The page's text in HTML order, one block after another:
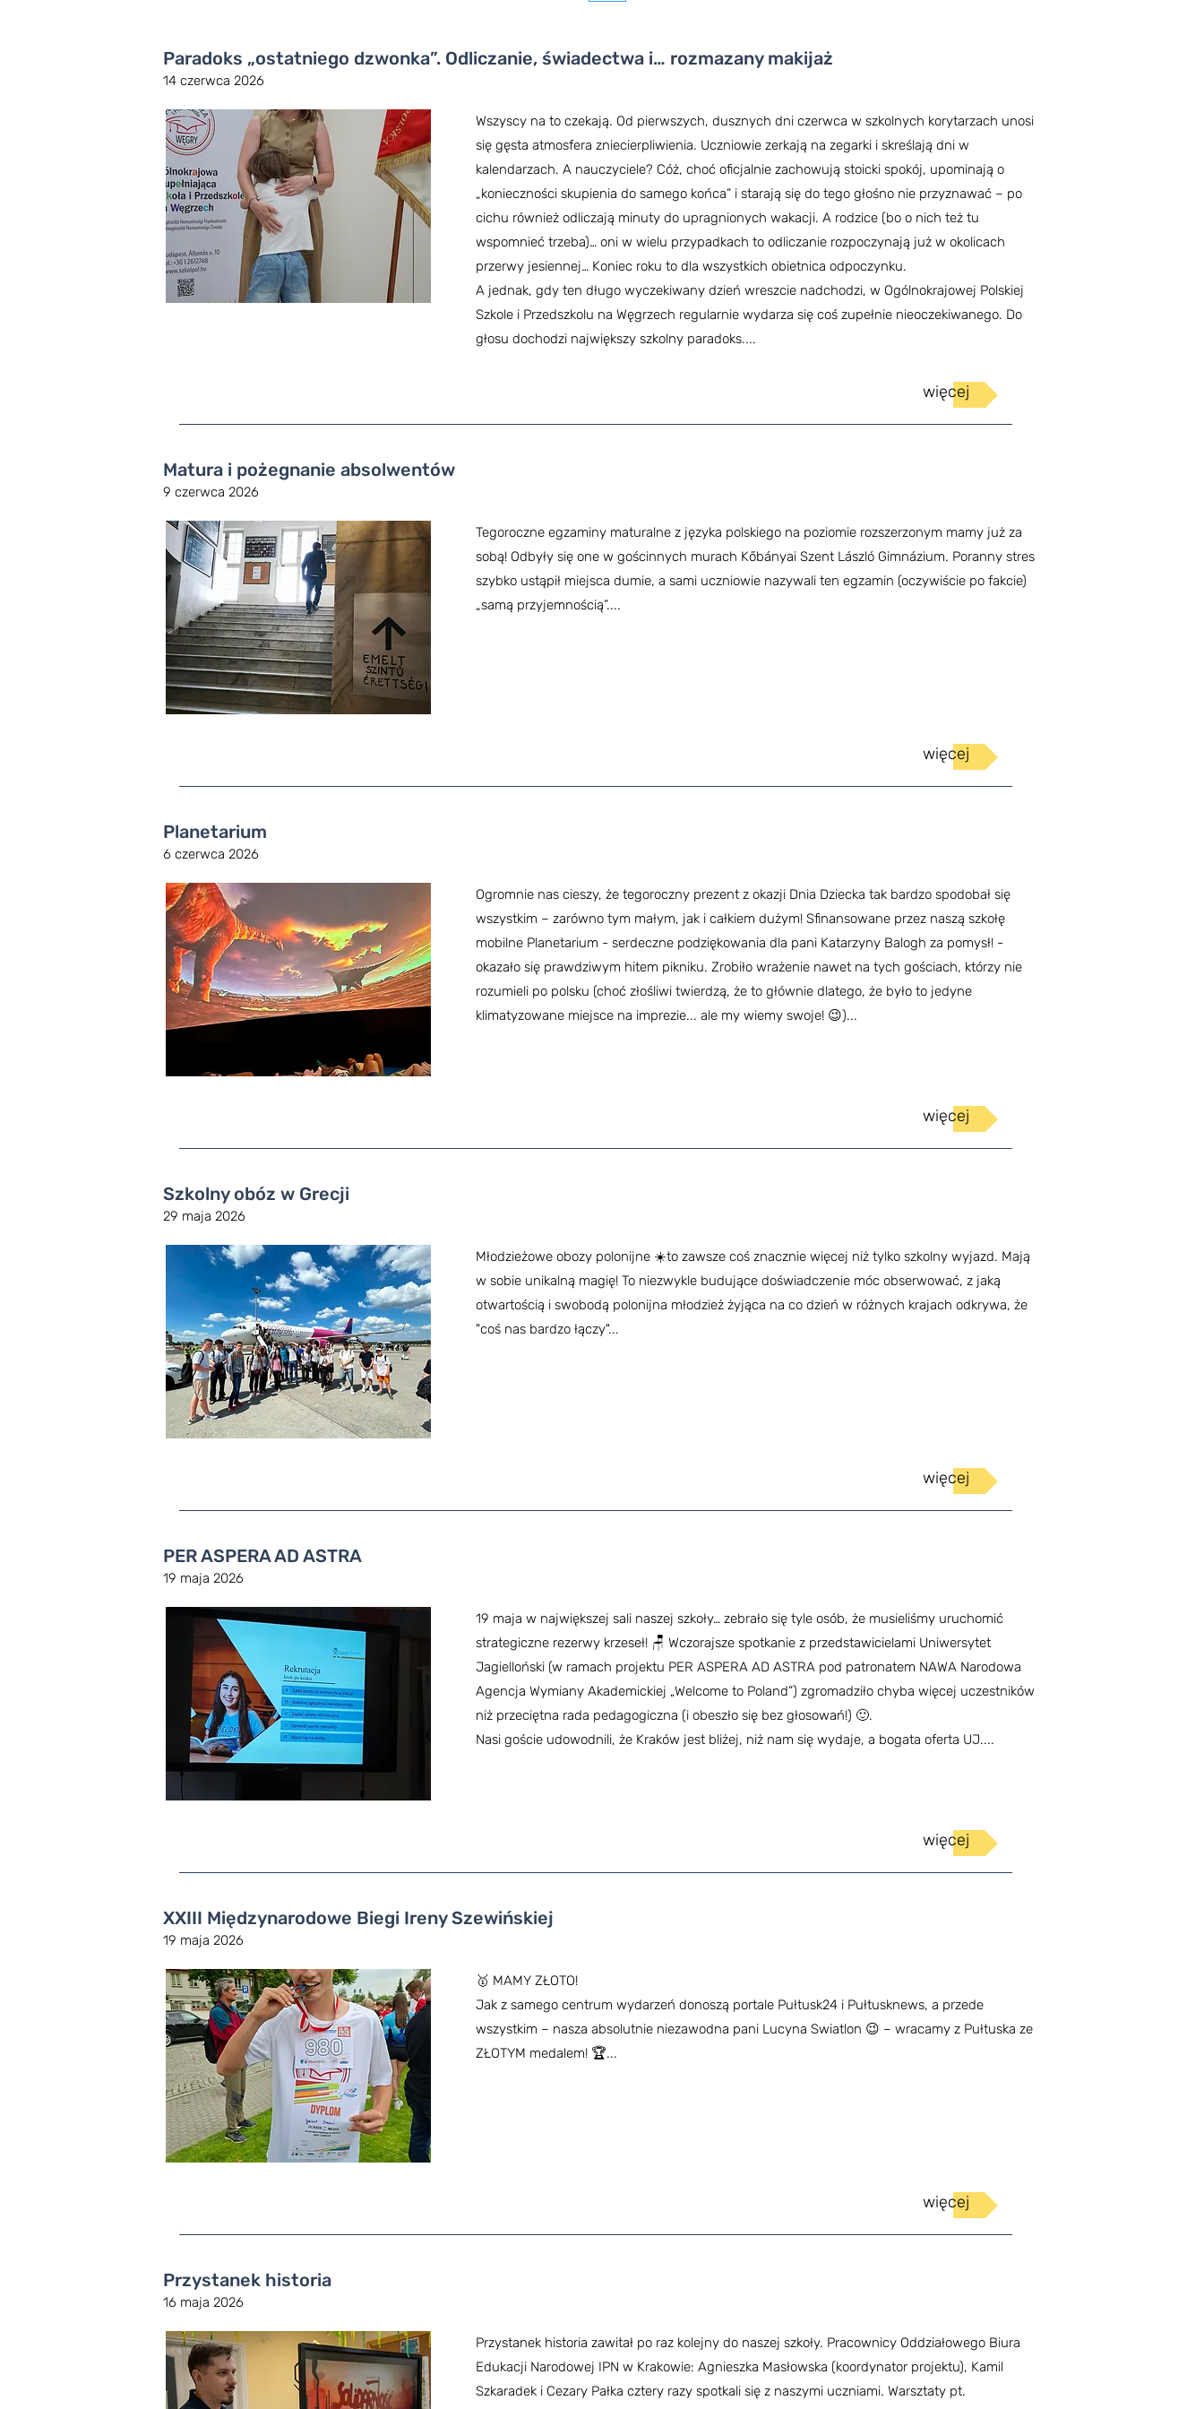
Paradoks „ostatniego dzwonka”. Odliczanie, świadectwa i… rozmazany makijaż
14 czerwca 2026
Wszyscy na to czekają. Od pierwszych, dusznych dni czerwca w szkolnych korytarzach unosi
się gęsta atmosfera zniecierpliwienia. Uczniowie zerkają na zegarki i skreślają dni w
kalendarzach. A nauczyciele? Cóż, choć oficjalnie zachowują stoicki spokój, upominają o
„konieczności skupienia do samego końca” i starają się do tego głośno nie przyznawać – po
cichu również odliczają minuty do upragnionych wakacji. A rodzice (bo o nich też tu
wspomnieć trzeba)… oni w wielu przypadkach to odliczanie rozpoczynają już w okolicach
przerwy jesiennej… Koniec roku to dla wszystkich obietnica odpoczynku.
A jednak, gdy ten długo wyczekiwany dzień wreszcie nadchodzi, w Ogólnokrajowej Polskiej
Szkole i Przedszkolu na Węgrzech regularnie wydarza się coś zupełnie nieoczekiwanego. Do
głosu dochodzi największy szkolny paradoks....
więcej
Matura i pożegnanie absolwentów
9 czerwca 2026
Tegoroczne egzaminy maturalne z języka polskiego na poziomie rozszerzonym mamy już za
sobą! Odbyły się one w gościnnych murach Kőbányai Szent László Gimnázium. Poranny stres
szybko ustąpił miejsca dumie, a sami uczniowie nazywali ten egzamin (oczywiście po fakcie)
„samą przyjemnością”....
więcej
Planetarium
6 czerwca 2026
Ogromnie nas cieszy, że tegoroczny prezent z okazji Dnia Dziecka tak bardzo spodobał się
wszystkim – zarówno tym małym, jak i całkiem dużym! Sfinansowane przez naszą szkołę
mobilne Planetarium - serdeczne podziękowania dla pani Katarzyny Balogh za pomysł! -
okazało się prawdziwym hitem pikniku. Zrobiło wrażenie nawet na tych gościach, którzy nie
rozumieli po polsku (choć złośliwi twierdzą, że to głównie dlatego, że było to jedyne
klimatyzowane miejsce na imprezie... ale my wiemy swoje! 😉)...
więcej
Szkolny obóz w Grecji
29 maja 2026
Młodzieżowe obozy polonijne ☀️to zawsze coś znacznie więcej niż tylko szkolny wyjazd. Mają
w sobie unikalną magię! To niezwykle budujące doświadczenie móc obserwować, z jaką
otwartością i swobodą polonijna młodzież żyjąca na co dzień w różnych krajach odkrywa, że
"coś nas bardzo łączy"...
więcej
PER ASPERA AD ASTRA
19 maja 2026
19 maja w największej sali naszej szkoły… zebrało się tyle osób, że musieliśmy uruchomić
strategiczne rezerwy krzeseł! 🪑 Wczorajsze spotkanie z przedstawicielami Uniwersytet
Jagielloński (w ramach projektu PER ASPERA AD ASTRA pod patronatem NAWA Narodowa
Agencja Wymiany Akademickiej „Welcome to Poland”) zgromadziło chyba więcej uczestników
niż przeciętna rada pedagogiczna (i obeszło się bez głosowań!) 🙂.
Nasi goście udowodnili, że Kraków jest bliżej, niż nam się wydaje, a bogata oferta UJ....
więcej
XXIII Międzynarodowe Biegi Ireny Szewińskiej
19 maja 2026
🥇 MAMY ZŁOTO!
Jak z samego centrum wydarzeń donoszą portale Pułtusk24 i Pułtusknews, a przede
wszystkim – nasza absolutnie niezawodna pani Lucyna Swiatlon 😉 – wracamy z Pułtuska ze
ZŁOTYM medalem! 🏆...
więcej
Przystanek historia
16 maja 2026
Przystanek historia zawitał po raz kolejny do naszej szkoły. Pracownicy Oddziałowego Biura
Edukacji Narodowej IPN w Krakowie: Agnieszka Masłowska (koordynator projektu), Kamil
Szkaradek i Cezary Pałka cztery razy spotkali się z naszymi uczniami. Warsztaty pt.